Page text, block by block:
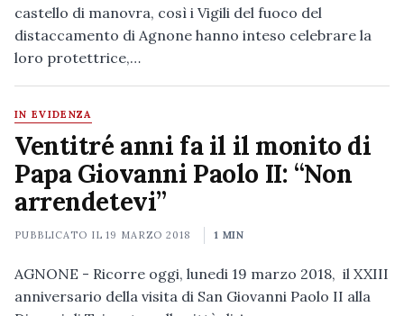
castello di manovra, così i Vigili del fuoco del
distaccamento di Agnone hanno inteso celebrare la
loro protettrice,…
IN EVIDENZA
Ventitré anni fa il il monito di
Papa Giovanni Paolo II: “Non
arrendetevi”
PUBBLICATO IL19 MARZO 2018 1 MIN
AGNONE - Ricorre oggi, lunedi 19 marzo 2018, il XXIII
anniversario della visita di San Giovanni Paolo II alla